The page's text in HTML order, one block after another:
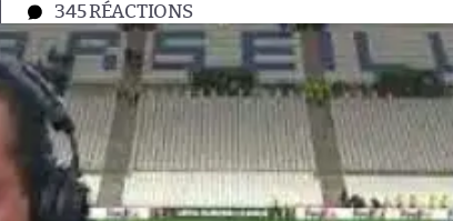
345RÉACTIONS